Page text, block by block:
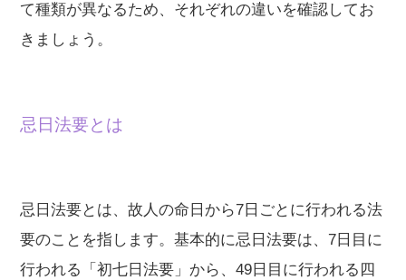
て種類が異なるため、それぞれの違いを確認してお
きましょう。
忌日法要とは
忌日法要とは、故人の命日から7日ごとに行われる法
要のことを指します。基本的に忌日法要は、7日目に
行われる「初七日法要」から、49日目に行われる四